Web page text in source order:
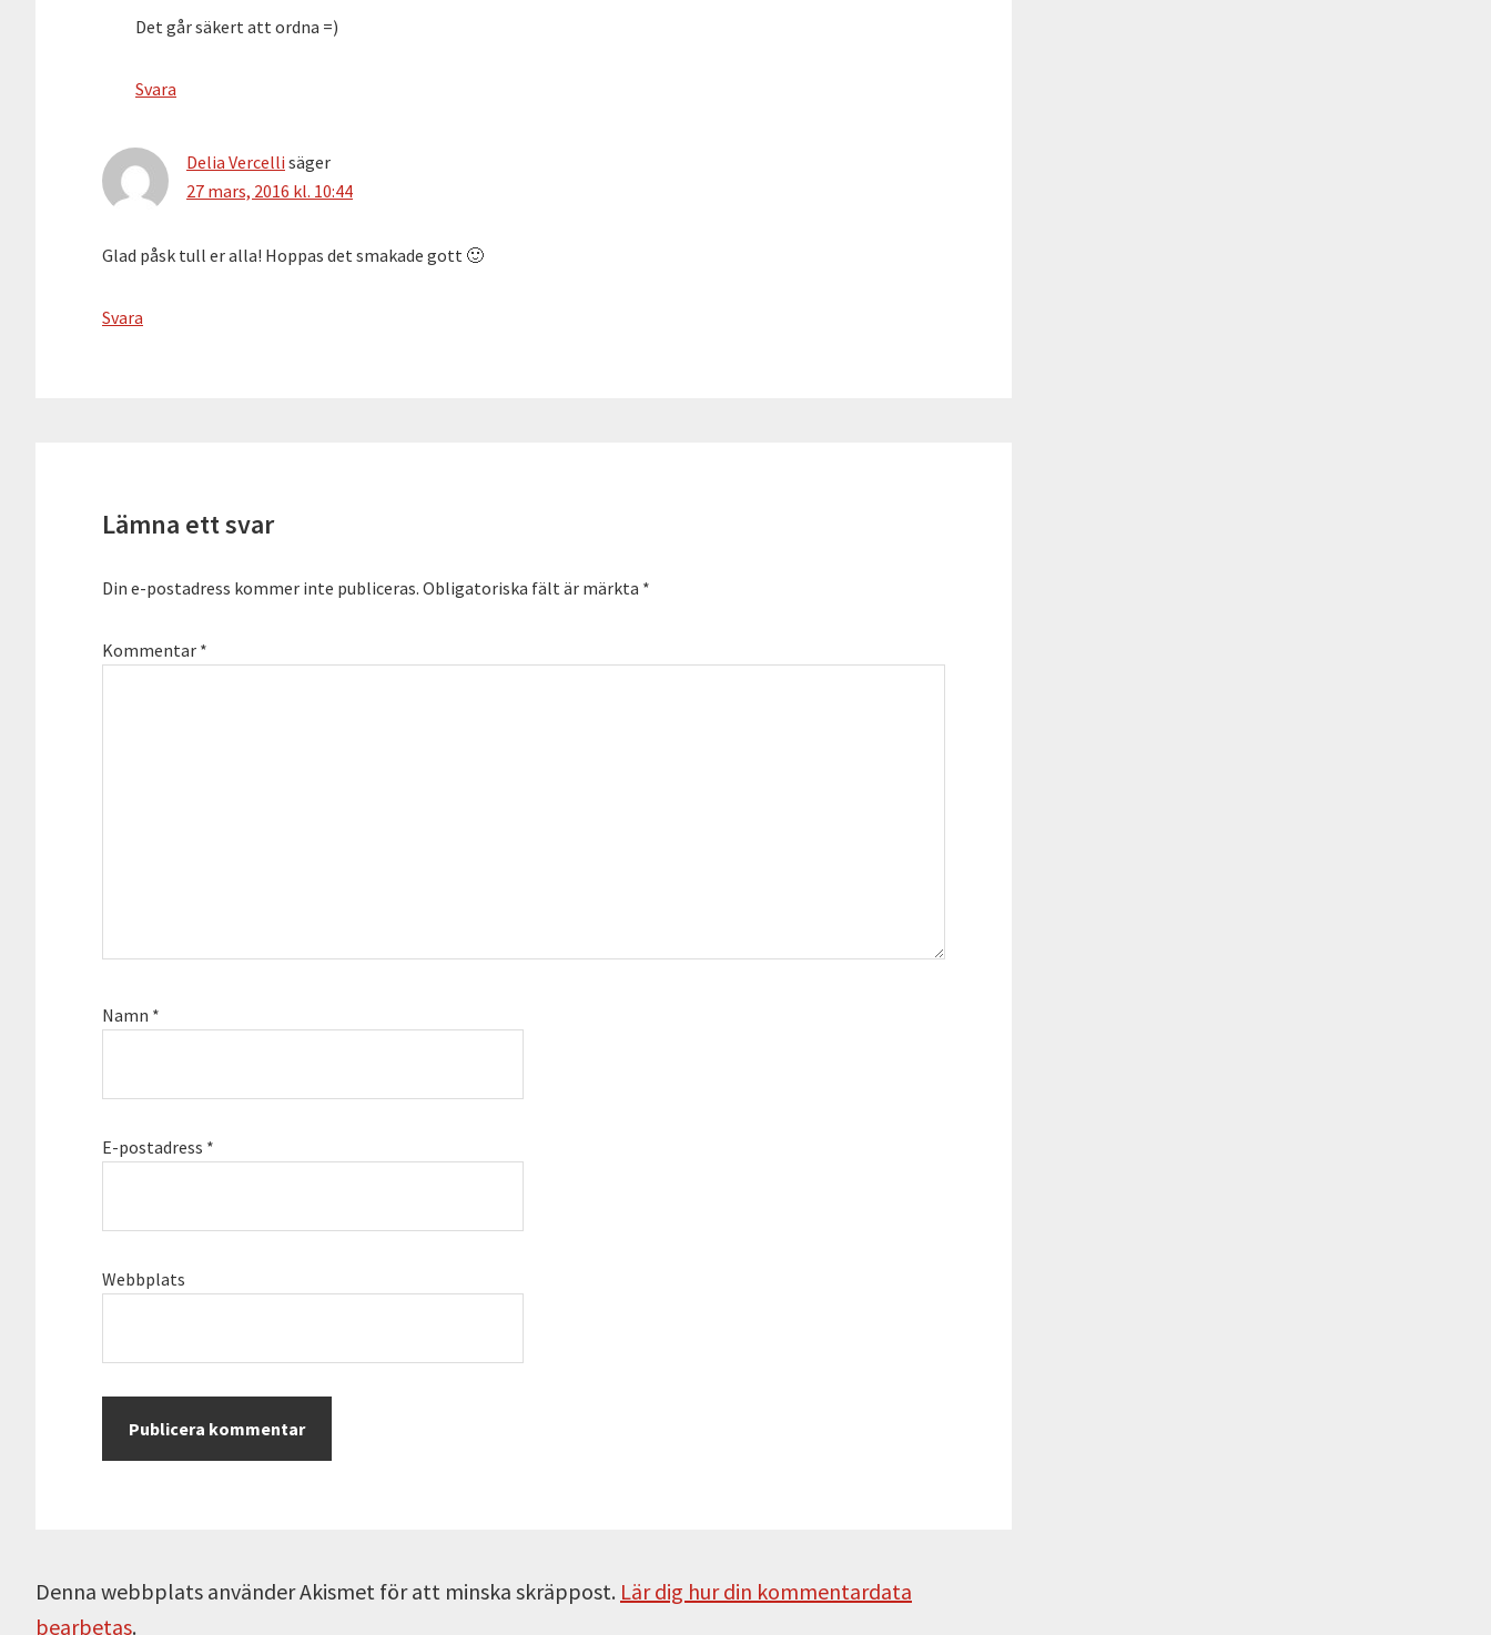
Det går säkert att ordna =)
Svara
Delia Vercelli säger
27 mars, 2016 kl. 10:44
Glad påsk tull er alla! Hoppas det smakade gott 🙂
Svara
Lämna ett svar
Din e-postadress kommer inte publiceras. Obligatoriska fält är märkta *
Kommentar *
Namn *
E-postadress *
Webbplats
Denna webbplats använder Akismet för att minska skräppost. Lär dig hur din kommentardata
bearbetas.